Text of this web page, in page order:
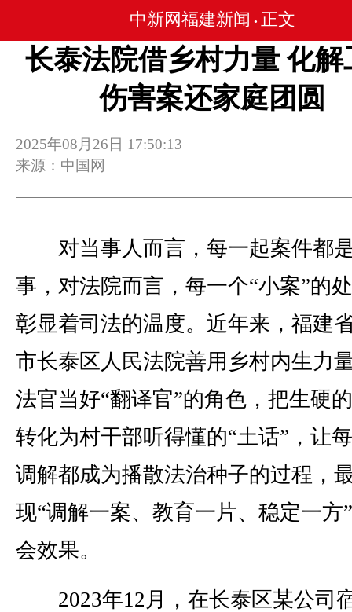
中新网福建新闻 • 正文
长泰法院借乡村力量 化解
伤害案还家庭团圆
2025年08月26日 17:50:13
来源：中国网
对当事人而言，每一起案件都
事，对法院而言，每一个“小案”的
彰显着司法的温度。近年来，福建
市长泰区人民法院善用乡村内生力
法官当好“翻译官”的角色，把生硬
转化为村干部听得懂的“土话”，让
调解都成为播散法治种子的过程，
现“调解一案、教育一片、稳定一方
会效果。
2023年12月，在长泰区某公司